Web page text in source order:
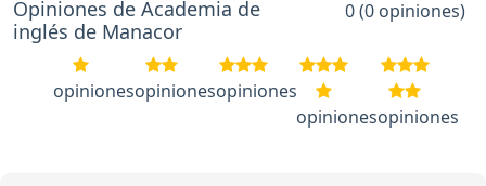
Opiniones de Academia de
inglés de Manacor
0 (0 opiniones)
opinionesopinionesopiniones
opinionesopiniones